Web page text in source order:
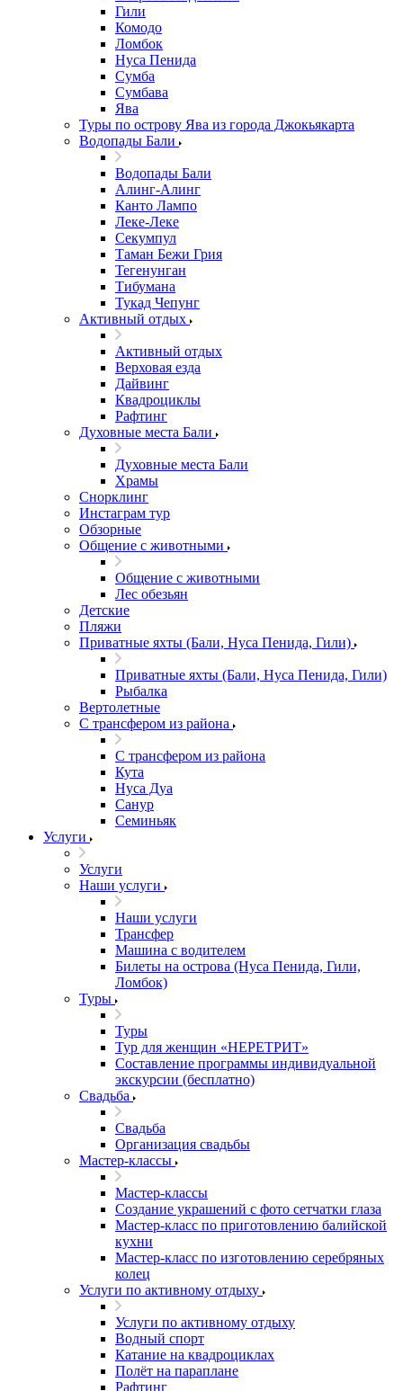
Гили
Комодо
Ломбок
Нуса Пенида
Сумба
Сумбава
Ява
Туры по острову Ява из города Джокьякарта
Водопады Бали
Водопады Бали
Алинг-Алинг
Канто Лампо
Леке-Леке
Секумпул
Таман Бежи Грия
Тегенунган
Тибумана
Тукад Чепунг
Активный отдых
Активный отдых
Верховая езда
Дайвинг
Квадроциклы
Рафтинг
Духовные места Бали
Духовные места Бали
Храмы
Снорклинг
Инстаграм тур
Обзорные
Общение с животными
Общение с животными
Лес обезьян
Детские
Пляжи
Приватные яхты (Бали, Нуса Пенида, Гили)
Приватные яхты (Бали, Нуса Пенида, Гили)
Рыбалка
Вертолетные
С трансфером из района
С трансфером из района
Кута
Нуса Дуа
Санур
Семиньяк
Услуги
Услуги
Наши услуги
Наши услуги
Трансфер
Машина с водителем
Билеты на острова (Нуса Пенида, Гили,
Ломбок)
Туры
Туры
Тур для женщин «НЕРЕТРИТ»
Составление программы индивидуальной
экскурсии (бесплатно)
Свадьба
Свадьба
Организация свадьбы
Мастер-классы
Мастер-классы
Создание украшений с фото сетчатки глаза
Мастер-класс по приготовлению балийской
кухни
Мастер-класс по изготовлению серебряных
колец
Услуги по активному отдыху
Услуги по активному отдыху
Водный спорт
Катание на квадроциклах
Полёт на параплане
Рафтинг